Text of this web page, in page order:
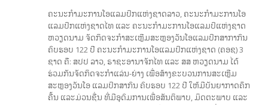
ຄະນະກຳມະການໂອແລມປິກແຫ່ງຊາດລາວ, ຄະນະກຳມະການໂອ
ແລມປິກແຫ່ງຊາດໄທ ແລະ ຄະນະກໍາມະການໂອແລມປິແຫ່ງຊາດ
ຫວຽດນາມ ຈັດກິດຈະກຳສະເຫຼີມສະຫຼອງວັນໂອແລມປິກສາກາກົນ
ຄົບຮອບ 122 ປີ ຄະນະກໍາມະການໂອແລມປິກແຫ່ງຊາດ (ຄອຊ) 3
ຊາດ ຄື: ສປປ ລາວ, ຣາຊະອານາຈັກໄທ ແລະ ສສ ຫວຽດນາມ ໄດ້
ຮ່ວມກັນຈັດກິດຈະກຳແລ່ນ-ຍ່າງ ເພື່ອສ້າງຂະບວນການສະເຫຼີມ
ສະຫຼອງວັນໂອ ແລມປິກສາກົນ ຄົບຮອບ 122 ປີ ໃຫ້ມີບັນຍາກາດຄຶກ
ຄື້ນ ແລະມ່ວນຊື່ນ ທີ່ມີອຸດົມການເພື່ອສັນຕິພາບ, ມິດຕະພາບ ແລະ